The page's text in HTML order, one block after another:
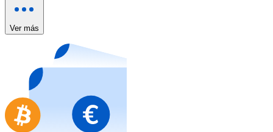
Nuevo
Compra tarjetas regalo de tus marcas favoritas con
Ir a la tienda de tarjetas regalo
Ver más